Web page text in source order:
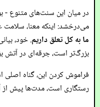
در میان این سنت‌های متنوع -
می‌درخشد: اینکه معنا، سلامت
ما به کل تعلق داریم. خود،
بزرگ‌تر است، جرقه‌ای در آتش
فراموش کردن این، گناه
رستگاری است، مدت‌ها پیش از